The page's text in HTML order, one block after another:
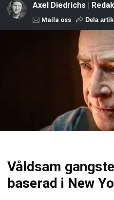
Axel Diedrichs |
Maila oss Dela
Våldsam
baserad i New